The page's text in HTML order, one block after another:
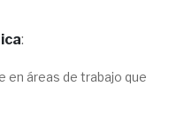
:
en áreas de trabajo que